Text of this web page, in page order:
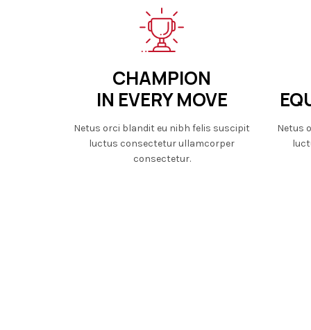
CHAMPION
IN EVERY MOVE
Netus orci blandit eu nibh felis suscipit
luctus consectetur ullamcorper
consectetur.
Netus